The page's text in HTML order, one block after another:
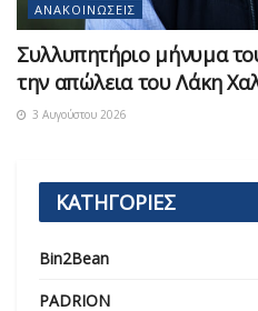
ΑΝΑΚΟΙΝΏΣΕΙΣ
Συλλυπητήριο μήνυμα
την απώλεια του Λάκη
3 Αυγούστου 2026
ΚΑΤΗΓΟΡΙΕΣ
Bin2Bean
PADRION